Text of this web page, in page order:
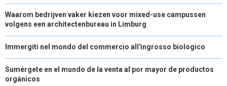
Waarom bedrijven vaker kiezen voor mixed-use campussen
volgens een architectenbureau in Limburg
Immergiti nel mondo del commercio all'ingrosso biologico
Sumérgete en el mundo de la venta al por mayor de productos
orgánicos